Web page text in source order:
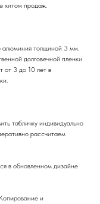
хитом продаж.
алюминия толщиной 3 мм.
долговечной пленки
от 3 до 10 лет в
табличку индивидуально
рассчитаем
в обновленном дизайне
и